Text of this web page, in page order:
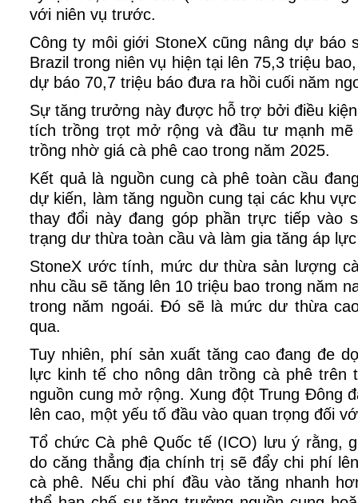
với niên vụ trước.
Công ty môi giới StoneX cũng nâng dự báo
Brazil trong niên vụ hiện tại lên 75,3 triệu
dự báo 70,7 triệu báo đưa ra hồi cuối năm
Sự tăng trưởng này được hỗ trợ bởi điều
tích trồng trọt mở rộng và đầu tư mạnh
trồng nhờ giá cà phê cao trong năm 2025.
Kết quả là nguồn cung cà phê toàn cầu
dự kiến, làm tăng nguồn cung tại các khu
thay đổi này đang góp phần trực tiếp vào
trạng dư thừa toàn cầu và làm gia tăng áp
StoneX ước tính, mức dư thừa sản lượng
nhu cầu sẽ tăng lên 10 triệu bao trong năm
trong năm ngoái. Đó sẽ là mức dư thừa
qua.
Tuy nhiên, phí sản xuất tăng cao đang đe
lực kinh tế cho nông dân trồng cà phê trên
nguồn cung mở rộng. Xung đột Trung Đông
lên cao, một yếu tố đầu vào quan trọng đối
Tổ chức Cà phê Quốc tế (ICO) lưu ý rằng,
do căng thẳng địa chính trị sẽ đẩy chi phí
cà phê. Nếu chi phí đầu vào tăng nhanh